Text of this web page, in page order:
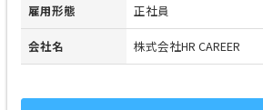
雇用形態 正社員
会社名 株式会社HR CAREER